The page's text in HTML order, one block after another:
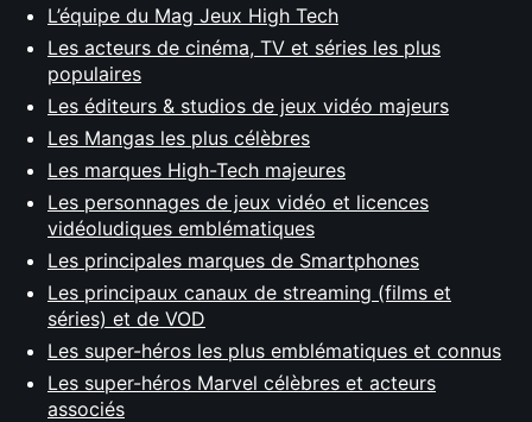
L’équipe du Mag Jeux High Tech
Les acteurs de cinéma, TV et séries les plus
populaires
Les éditeurs & studios de jeux vidéo majeurs
Les Mangas les plus célèbres
Les marques High-Tech majeures
Les personnages de jeux vidéo et licences
vidéoludiques emblématiques
Les principales marques de Smartphones
Les principaux canaux de streaming (films et
séries) et de VOD
Les super-héros les plus emblématiques et connus
Les super-héros Marvel célèbres et acteurs
associés